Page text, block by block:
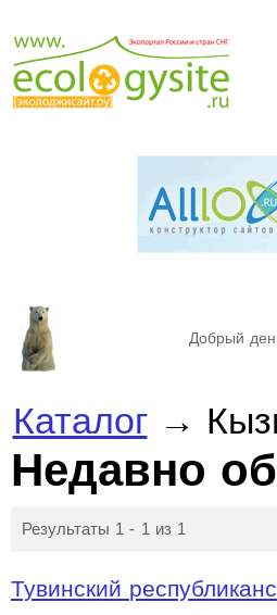
Добрый
Каталог→
Недавно
Результаты 1 - 1 из 1
Тувинский